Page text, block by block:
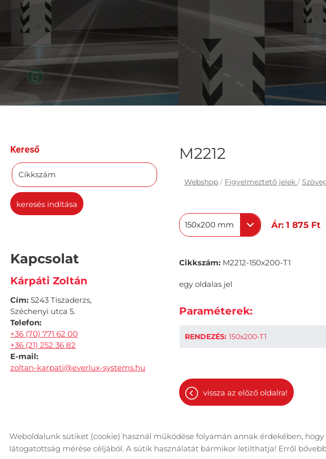
Kereső
Cikkszám
keresés indítása
Kapcsolat
Kárpáti Zoltán
Cím: 5243 Tiszaderzs,
Széchenyi utca 5.
Telefon:
+36 (70) 771 62 00
+36 (21) 252 36 82
E-mail:
zoltan-karpati@everlux-systems.hu
M2212
Webshop / Figyelmeztető jelek /
150x200 mm Ár: 1 875 Ft
Cikkszám: M2212-150x200-T1
egy oldalas jel
Paraméterek:
RENDEZÉS: 150x200-T1
vissza az előző oldalra!
© 2026 - Minden jog fenntartva Oldal információk
Weboldalunk sütiket (cookie) használ működése folyamán annak érdekében,
látogatottság mérése céljából. A sütik használatát bármikor letilthatja! Erről